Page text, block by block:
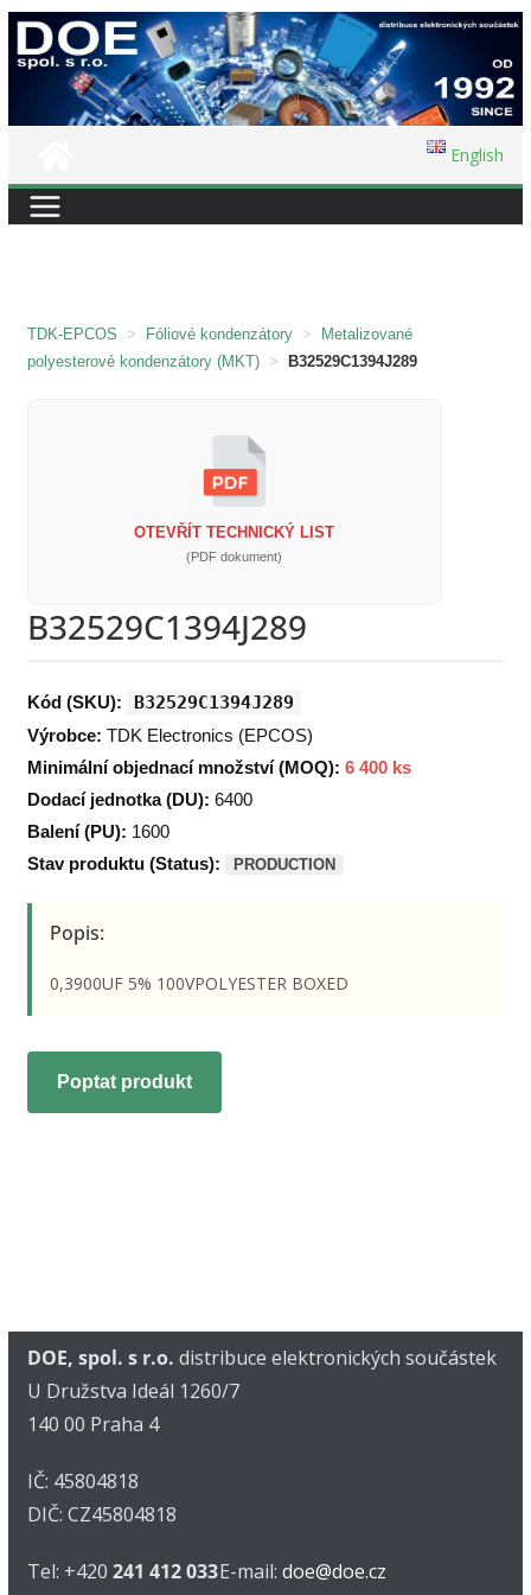
Přeskočit
na
English
TDK-EPCOS > Fóliové kondenzátory >
Metalizované
polyesterové kondenzátory (MKT) > B32529C1394J289
OTEVŘÍT TECHNICKÝ LIST
(PDF dokument)
B32529C1394J289
Kód (SKU): B32529C1394J289
Výrobce: TDK Electronics (EPCOS)
Minimální objednací množství (MOQ): 6 400 ks
Dodací jednotka (DU): 6400
Balení (PU): 1600
Stav produktu (Status):
PRODUCTION
Popis:
0,3900UF 5% 100VPOLYESTER BOXED
Poptat produkt
DOE, spol. s r.o. distribuce elektronických součástek
U Družstva Ideál 1260/7
140 00 Praha 4
IČ: 45804818
DIČ: CZ45804818
Tel: +420 241 412 033E-mail: doe@doe.cz